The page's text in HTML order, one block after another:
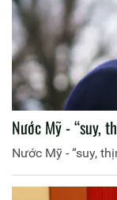
Nước Mỹ - “suy,
Nước Mỹ - “suy,